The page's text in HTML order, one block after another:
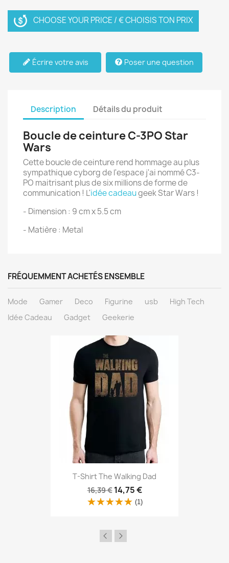
CHOOSE YOUR PRICE / € CHOISIS TON PRIX
Écrire votre avis Poser une question
Description Détails du produit
Boucle de ceinture C-3PO Star
Wars
Cette boucle de ceinture rend hommage au plus
sympathique cyborg de l'espace j'ai nommé C3-
PO maitrisant plus de six millions de forme de
communication ! L'idée cadeaugeek Star Wars !
- Dimension : 9 cm x 5.5 cm
- Matière : Metal
FRÉQUEMMENT ACHETÉS ENSEMBLE
Mode Gamer Deco Figurine usb
High Tech
Idée Cadeau
Gadget Geekerie
Aperçu rapide
T-Shirt The Walking Dad
16,39 € 14,75 €
(1)